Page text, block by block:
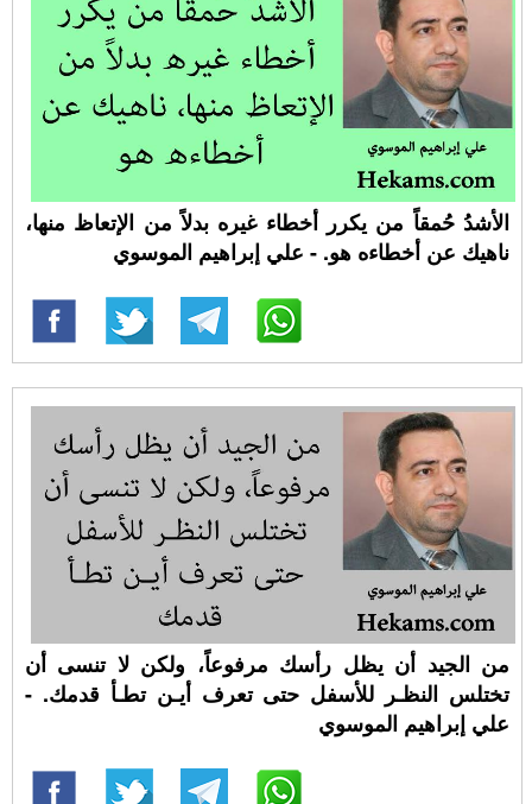
الأشدُ حُمقاً من يكرر أخطاء غيره بدلاً من الإتعاظ منها،
ناهيك عن أخطاءه هو. - علي إبراهيم الموسوي
من الجيد أن يظل رأسك مرفوعاً، ولكن لا تنسى أن
تختلس النظـر للأسفل حتى تعرف أيـن تطـأ قدمك. -
علي إبراهيم الموسوي